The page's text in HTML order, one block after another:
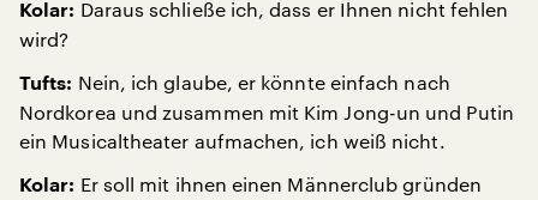
Kolar: Daraus schließe ich, dass er Ihnen nicht fehlen
wird?
Tufts: Nein, ich glaube, er könnte einfach nach
Nordkorea und zusammen mit Kim Jong-un und Putin
ein Musicaltheater aufmachen, ich weiß nicht.
Kolar: Er soll mit ihnen einen Männerclub gründen